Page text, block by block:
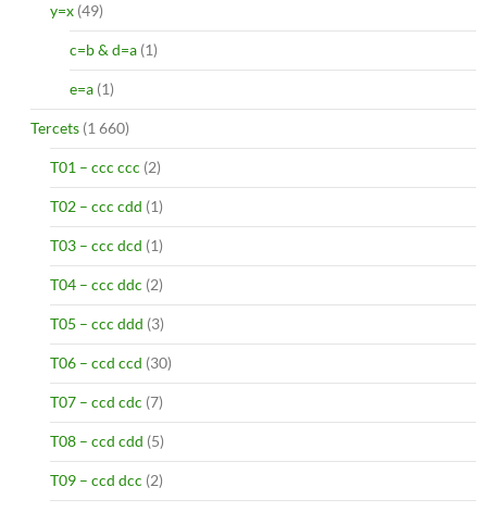
y=x (49)
c=b & d=a (1)
e=a (1)
Tercets (1 660)
T01 – ccc ccc (2)
T02 – ccc cdd (1)
T03 – ccc dcd (1)
T04 – ccc ddc (2)
T05 – ccc ddd (3)
T06 – ccd ccd (30)
T07 – ccd cdc (7)
T08 – ccd cdd (5)
T09 – ccd dcc (2)